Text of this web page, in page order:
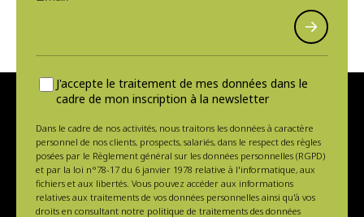
J'accepte le traitement de mes données dans le
cadre de mon inscription à la newsletter
Dans le cadre de nos activités, nous traitons les données à caractère
personnel de nos clients, prospects, salariés, dans le respect des règles
posées par le Règlement général sur les données personnelles (RGPD)
et par la loi n°78-17 du 6 janvier 1978 relative à l'informatique, aux
fichiers et aux libertés. Vous pouvez accéder aux informations
relatives aux traitements de vos données personnelles ainsi qu'à vos
droits en consultant notre politique de traitements des données